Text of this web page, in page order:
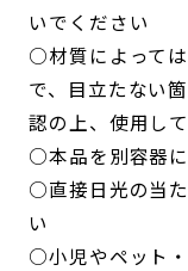
いでください
○材質によって
で、目立たない
認の上、使用し
○本品を別容器
○直接日光の当
い
○小児やペット